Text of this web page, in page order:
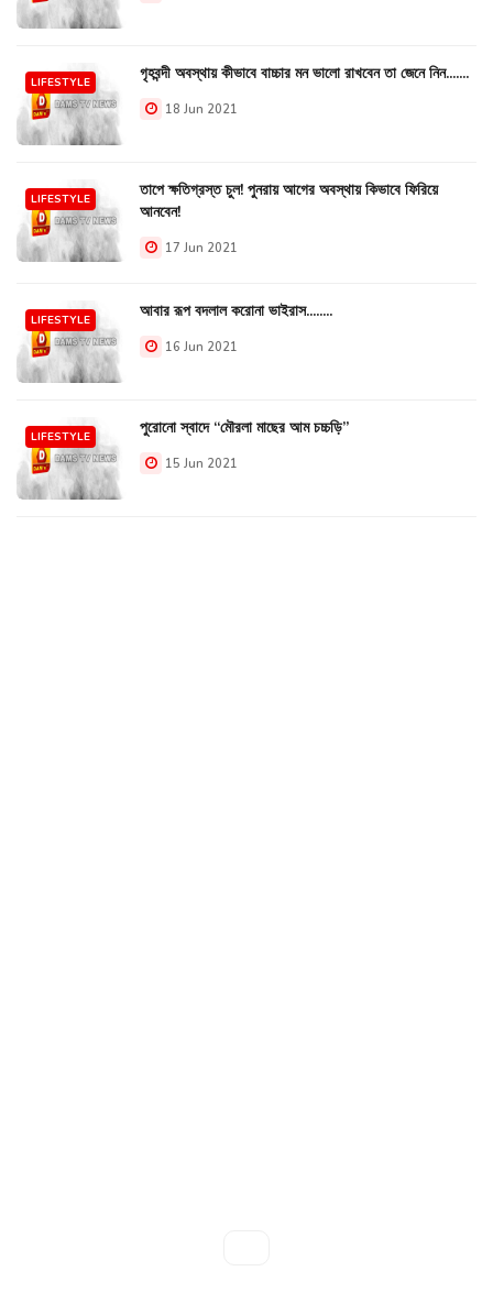
LIFESTYLE গৃহবন্দী অবস্থায় কীভাবে বাচ্চার মন ভালো রাখবেন তা জেনে নিন.......
18 Jun 2021
LIFESTYLE
তাপে ক্ষতিগ্রস্ত চুল! পুনরায় আগের অবস্থায় কিভাবে ফিরিয়ে
আনবেন!
17 Jun 2021
LIFESTYLE আবার রূপ বদলাল করোনা ভাইরাস........
16 Jun 2021
LIFESTYLE পুরোনো স্বাদে “মৌরলা মাছের আম চচ্চড়ি”
15 Jun 2021